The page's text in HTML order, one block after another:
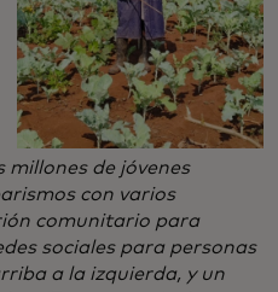
millones de jóvenes
con varios
comunitario para
sociales para personas
a la izquierda, y un